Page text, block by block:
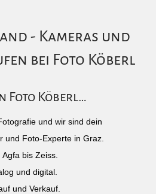
- Kameras und
bei Foto Köberl
Foto Köberl…
und wir sind dein
und Foto-Experte in Graz.
Agfa bis Zeiss.
und digital.
und Verkauf.